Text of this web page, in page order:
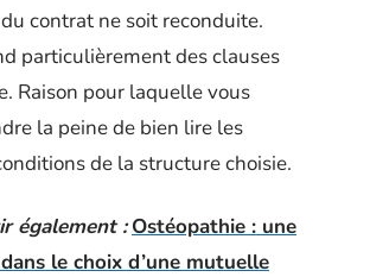
du contrat ne soit reconduite.
particulièrement des clauses
Raison pour laquelle vous
la peine de bien lire les
de la structure choisie.
également : Ostéopathie : une
le choix d’une mutuelle